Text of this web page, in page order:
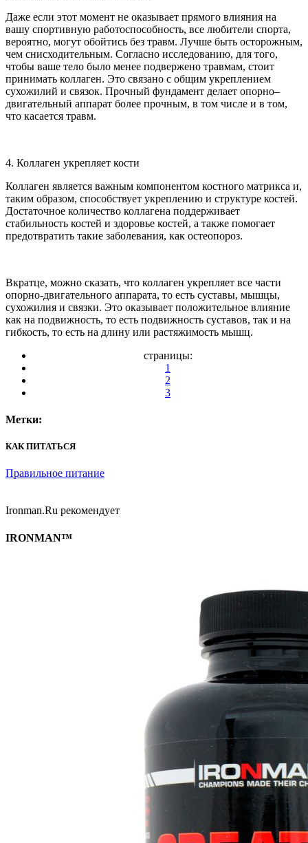
Даже если этот момент не оказывает прямого влияния на
вашу спортивную работоспособность, все любители спорта,
вероятно, могут обойтись без травм. Лучше быть осторожным,
чем снисходительным. Согласно исследованию, для того,
чтобы ваше тело было менее подвержено травмам, стоит
принимать коллаген. Это связано с общим укреплением
сухожилий и связок. Прочный фундамент делает опорно–
двигательный аппарат более прочным, в том числе и в том,
что касается травм.
4. Коллаген укрепляет кости
Коллаген является важным компонентом костного матрикса и,
таким образом, способствует укреплению и структуре костей.
Достаточное количество коллагена поддерживает
стабильность костей и здоровье костей, а также помогает
предотвратить такие заболевания, как остеопороз.
Вкратце, можно сказать, что коллаген укрепляет все части
опорно-двигательного аппарата, то есть суставы, мышцы,
сухожилия и связки. Это оказывает положительное влияние
как на подвижность, то есть подвижность суставов, так и на
гибкость, то есть на длину или растяжимость мышц.
страницы:
1
2
3
Метки:
КАК ПИТАТЬСЯ
Правильное питание
Ironman.Ru рекомендует
IRONMAN™